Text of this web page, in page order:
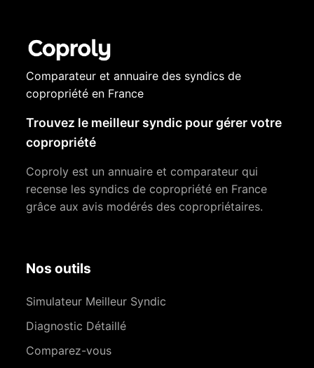
Comparateur et annuaire des syndics de
copropriété en France
Trouvez le meilleur syndic pour gérer votre
copropriété
Coproly est un annuaire et comparateur qui
recense les syndics de copropriété en France
grâce aux avis modérés des copropriétaires.
Nos outils
Simulateur Meilleur Syndic
Diagnostic Détaillé
Comparez-vous